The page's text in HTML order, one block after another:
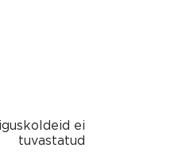
ei
tuvastatud